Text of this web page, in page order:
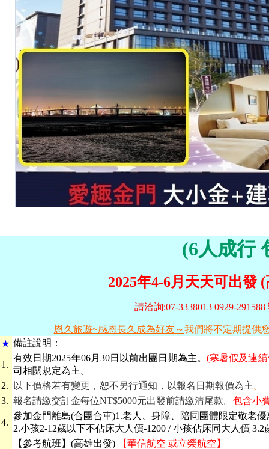
(6人成行
2025年4-6月天天可出發 (
請洽詢:07-3338013 0929-
恩久旅遊~感恩長久成為好友～我們將不定期提供
★ 備註說明：
1.
有效日期2025年06月30日以前出團日期為主。 (寒暑假及連
司相關規定為主。
2.
以下價格若有變更，恕不另行通知，以報名日期報價為主。
3. 報名請繳交訂金每位NT$5000元出發前請繳清尾款。 包含小
4.
參加金門離島(合團合車)1.老人、身障、陪同團體限定敬老
2.小孩2-12歲以下不佔床大人價-1200 / 小孩佔床同大人價
【參考航班】(高雄出發)
【華信航空 或立榮航空】